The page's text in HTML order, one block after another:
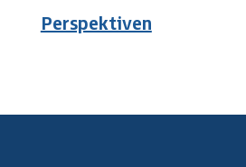
Perspektiven